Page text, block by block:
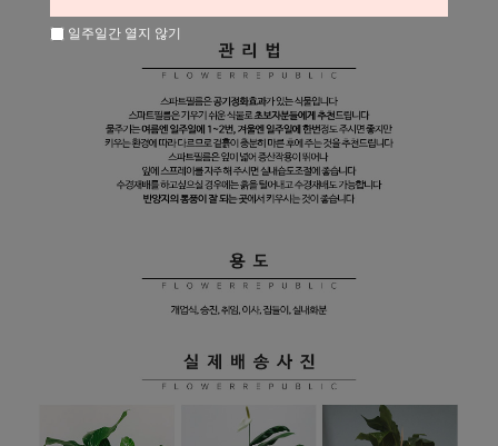
일주일간 열지 않기